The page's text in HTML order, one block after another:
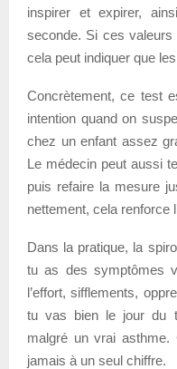
inspirer et expirer,
seconde. Si ces
cela peut indiquer que
Concrètement, ce test
intention quand on
chez un enfant assez
Le médecin peut aussi
puis refaire la mesure
nettement, cela renforce
Dans la pratique, la
tu as des symptômes
l’effort, sifflements,
tu vas bien le jour du
malgré un vrai asthme.
jamais à un seul chiffre.